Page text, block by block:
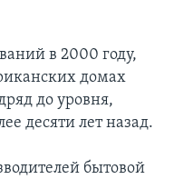
в 2000 году,
домах
до уровня,
десяти лет назад.
бытовой